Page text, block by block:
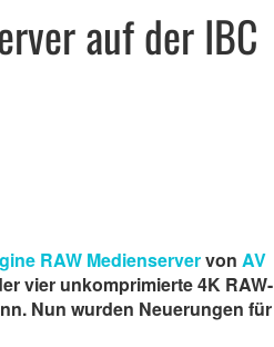
auf der IBC
RAW Medienservervon AV
vier unkomprimierte 4K RAW-
Nun wurden Neuerungen für